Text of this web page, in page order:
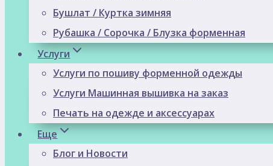
Бушлат / Куртка зимняя
Рубашка / Сорочка / Блузка форменная
Услуги
Услуги по пошиву форменной одежды
Услуги Машинная вышивка на заказ
Печать на одежде и аксессуарах
Еще
Блог и Новости